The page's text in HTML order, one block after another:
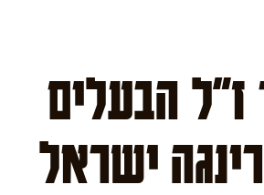
ז"ל הבעלים
ישראל